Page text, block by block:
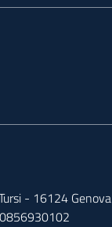
- 16124 Genova